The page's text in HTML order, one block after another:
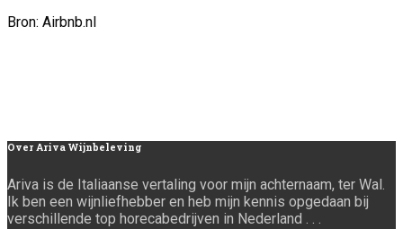
Bron: Airbnb.nl
Over Ariva Wijnbeleving
Ariva is de Italiaanse vertaling voor mijn achternaam, ter Wal.
Ik ben een wijnliefhebber en heb mijn kennis opgedaan bij
verschillende top horecabedrijven in Nederland . . .